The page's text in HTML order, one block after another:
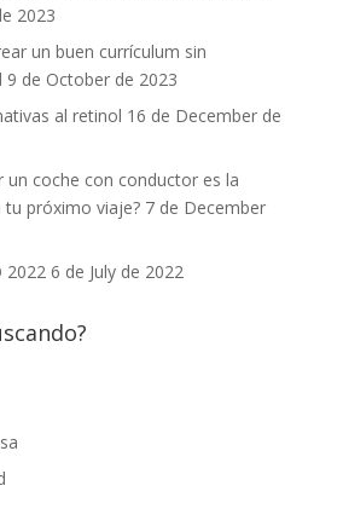
2023
un buen currículum sin
9 de October de 2023
al retinol 16 de December de
un coche con conductor es la
próximo viaje? 7 de December
2022 6 de July de 2022